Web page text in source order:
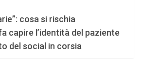
cosa si rischia
capire l’identità del paziente
del social in corsia